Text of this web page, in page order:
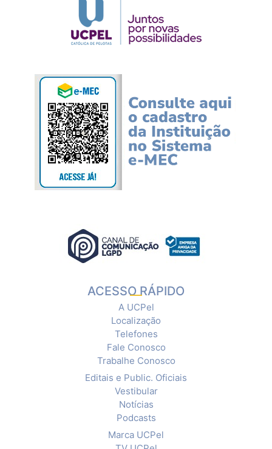
ACESSO RÁPIDO
A UCPel
Localização
Telefones
Fale Conosco
Trabalhe Conosco
Editais e Public. Oficiais
Vestibular
Notícias
Podcasts
Marca UCPel